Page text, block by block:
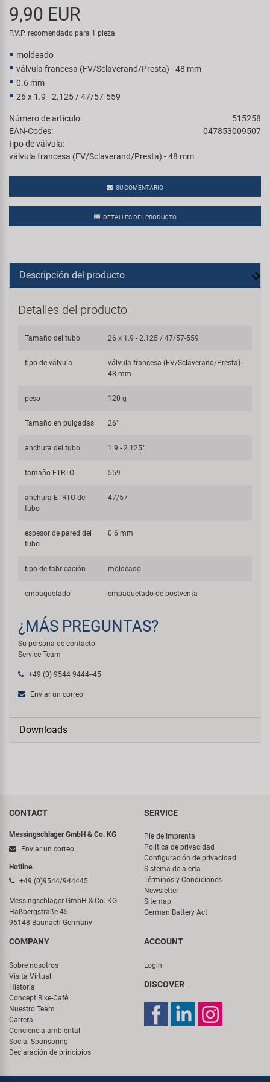
Super B
Velo
9,90 EUR
P.V.P. recomendado para 1 pieza
moldeado
válvula francesa (FV/Sclaverand/Presta) - 48 mm
0.6 mm
26 x 1.9 - 2.125 / 47/57-559
Número de artículo:
515258
EAN-Codes:
047853009507
tipo de válvula:
válvula francesa (FV/Sclaverand/Presta) - 48 mm
SU COMENTARIO
DETALLES DEL PRODUCTO
Descripción del producto
Detalles del producto
Tamaño del tubo 26 x 1.9 - 2.125 / 47/57-559
tipo de válvula
válvula francesa (FV/Sclaverand/Presta) -
48 mm
peso 120 g
Tamaño en pulgadas 26"
anchura del tubo 1.9 - 2.125"
tamaño ETRTO 559
anchura ETRTO del
tubo
47/57
espesor de pared del
tubo
0.6 mm
tipo de fabricación moldeado
empaquetado empaquetado de postventa
¿MÁS PREGUNTAS?
Su persona de contacto
Service Team
+49 (0) 9544 9444--45
Enviar un correo
Downloads
CONTACT
Messingschlager GmbH & Co. KG
Enviar un correo
Hotline
+49 (0)9544/944445
Messingschlager GmbH & Co. KG
Haßbergstraße 45
96148 Baunach-Germany
SERVICE
Pie de Imprenta
Política de privacidad
Configuración de privacidad
Sistema de alerta
Términos y Condiciones
Newsletter
Sitemap
German Battery Act
COMPANY
Sobre nosotros
Visita Virtual
Historia
Concept Bike-Café
Nuestro Team
Carrera
Conciencia ambiental
Social Sponsoring
Declaración de principios
ACCOUNT
Login
DISCOVER